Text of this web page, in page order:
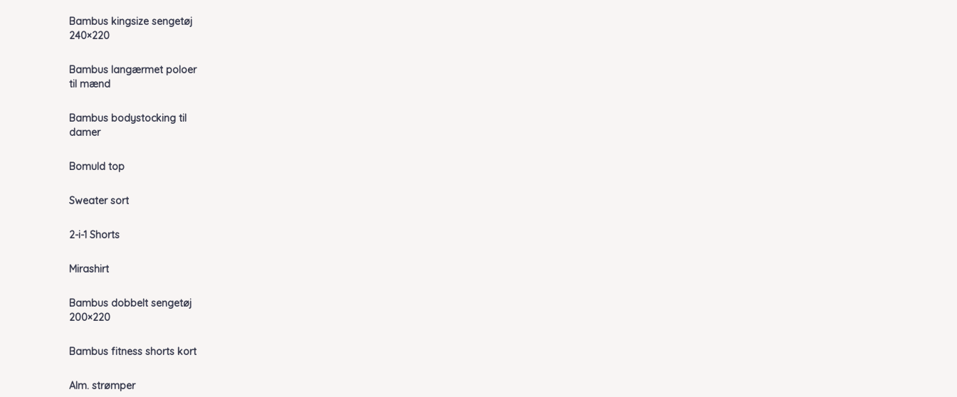
Bambus kingsize sengetøj
240×220
Bambus langærmet poloer
til mænd
Bambus bodystocking til
damer
Bomuld top
Sweater sort
2-i-1 Shorts
Mirashirt
Bambus dobbelt sengetøj
200×220
Bambus fitness shorts kort
Alm. strømper